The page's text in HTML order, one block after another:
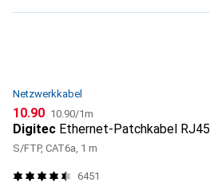
Netzwerkkabel
CHF
10.90 CHF
10.90/1m
Digitec Ethernet-Patchkabel RJ45
S/FTP, CAT6a, 1 m
6451